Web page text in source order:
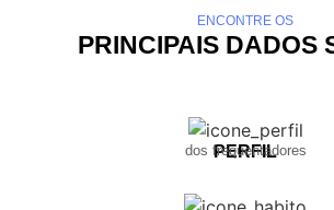
ENCONTRE OS
PRINCIPAIS DADOS
PERFIL
dos frequentadores